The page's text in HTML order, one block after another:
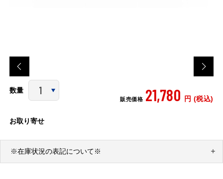
数量
販売価格 21,780 円 (税込)
お取り寄せ
※在庫状況の表記について※